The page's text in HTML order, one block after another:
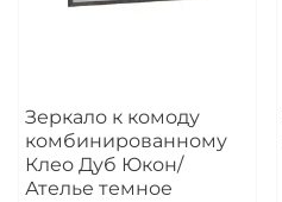
Зеркало к комоду
комбинированному
Клео Дуб Юкон/
Ателье темное